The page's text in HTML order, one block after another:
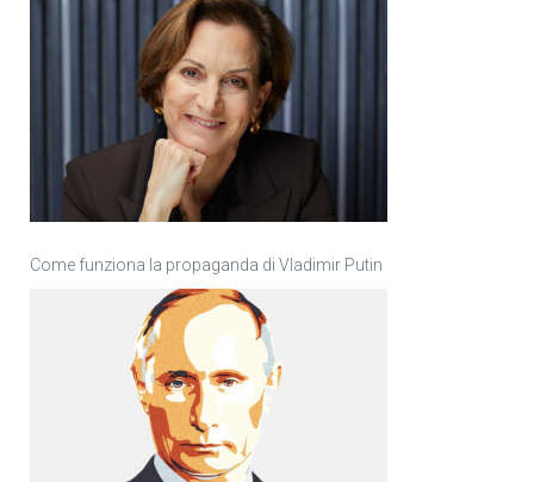
Come funziona la propaganda di Vladimir Putin